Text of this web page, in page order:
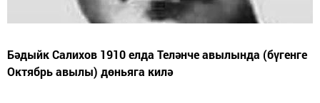
Бәдыйк Салихов 1910 елда Теләнче авылында (бүгенге
Октябрь авылы) дөньяга килә